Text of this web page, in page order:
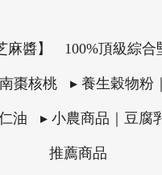
醬】 100%頂級綜合
棗核桃 ▸ 養生穀物粉
油 ▸ 小農商品｜豆腐
推薦商品